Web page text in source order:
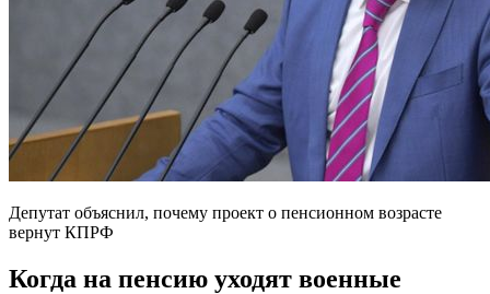
Депутат объяснил, почему проект о пенсионном возрасте
вернут КПРФ
Когда на пенсию уходят военные